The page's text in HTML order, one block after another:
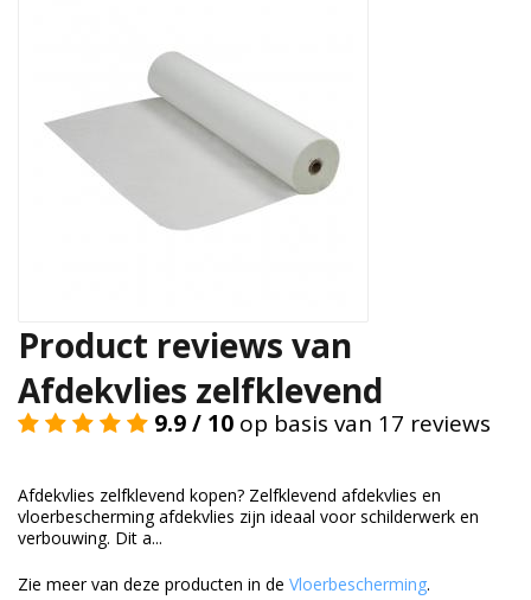
Tape en stickers
Verhuismaterialen
Duurzame verpakkingen
Product reviews van
Afdekvlies zelfklevend
9.9 / 10 op basis van 17 reviews
Afdekvlies zelfklevend kopen? Zelfklevend afdekvlies en
vloerbescherming afdekvlies zijn ideaal voor schilderwerk en
verbouwing. Dit a...
Zie meer van deze producten in de Vloerbescherming.